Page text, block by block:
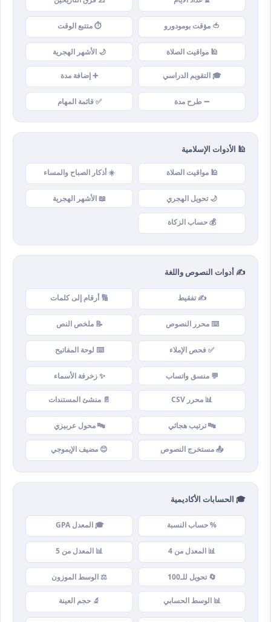
🍅 مؤقت بومودورو ⏱️ متتبع الوقت
🕌 مواقيت الصلاة 🌙 الأشهر الهجرية
🎓 التقويم الدراسي ➕ إضافة مدة
➖ طرح مدة ✅ قائمة المهام
🕌 الأدوات الإسلامية
🕌 مواقيت الصلاة ☀️ أذكار الصباح والمساء
🌙 تحويل الهجري 📖 الأشهر الهجرية
💰 حساب الزكاة
✍️ أدوات النصوص واللغة
✍️ تفقيط 🔢 أرقام إلى كلمات
⌨️ محرر النصوص 📝 ملخص النص
✅ فحص الإملاء ⌨️ لوحة المفاتيح
💬 منسق واتساب ✨ زخرفة الأسماء
📊 محرر CSV 📄 منشئ المستندات
🔤 ترتيب هجائي 🔤 محول عربيزي
📤 مستخرج النصوص 😊 مضيف الإيموجي
🎓 الحسابات الأكاديمية
% حساب النسبة 🎓 المعدل GPA
📊 المعدل من 4 📊 المعدل من 5
🔄 تحويل للـ100 ⚖️ الوسط الموزون
📊 الوسط الحسابي 🔬 حجم العينة